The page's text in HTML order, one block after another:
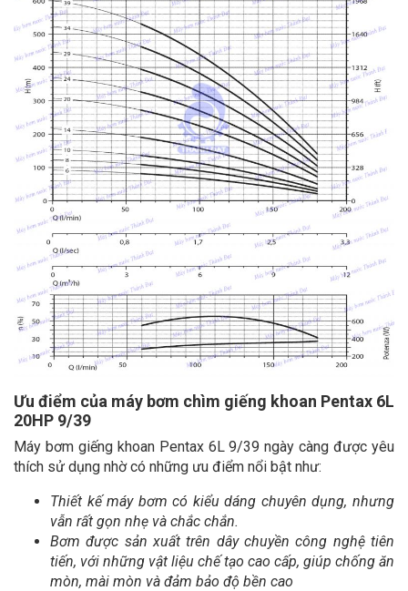
Ưu điểm của máy bơm chìm giếng khoan Pentax 6L
20HP 9/39
Máy bơm giếng khoan Pentax 6L 9/39 ngày càng được yêu
thích sử dụng nhờ có những ưu điểm nổi bật như:
Thiết kế máy bơm có kiểu dáng chuyên dụng, nhưng
vẫn rất gọn nhẹ và chắc chắn.
Bơm được sản xuất trên dây chuyền công nghệ tiên
tiến, với những vật liệu chế tạo cao cấp, giúp chống ăn
mòn, mài mòn và đảm bảo độ bền cao